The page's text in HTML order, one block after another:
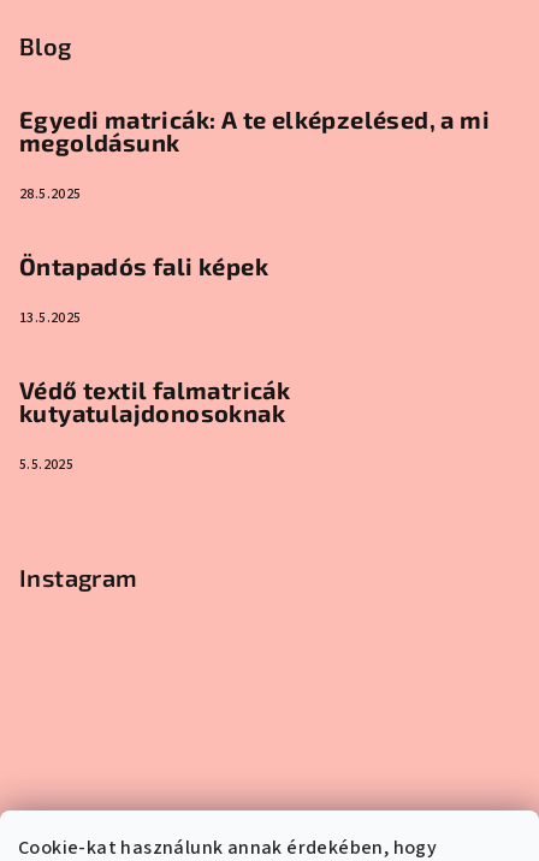
Cookie-kat használunk annak érdekében, hogy
Blog
Egyedi matricák: A te elképzelésed, a mi
megoldásunk
28.5.2025
Öntapadós fali képek
13.5.2025
Védő textil falmatricák
kutyatulajdonosoknak
5.5.2025
Instagram